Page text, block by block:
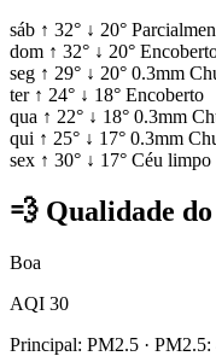
sáb ↑ 32° ↓ 20°
dom ↑ 32° ↓ 20°
seg ↑ 29° ↓ 20° 0.3mm
ter ↑ 24° ↓ 18° Encoberto
qua ↑ 22° ↓ 18° 0.3mm
qui ↑ 25° ↓ 17° 0.3mm
sex ↑ 30° ↓ 17° Céu limpo
💨 Qualidade
Boa
AQI 30
Principal: PM2.5 ·